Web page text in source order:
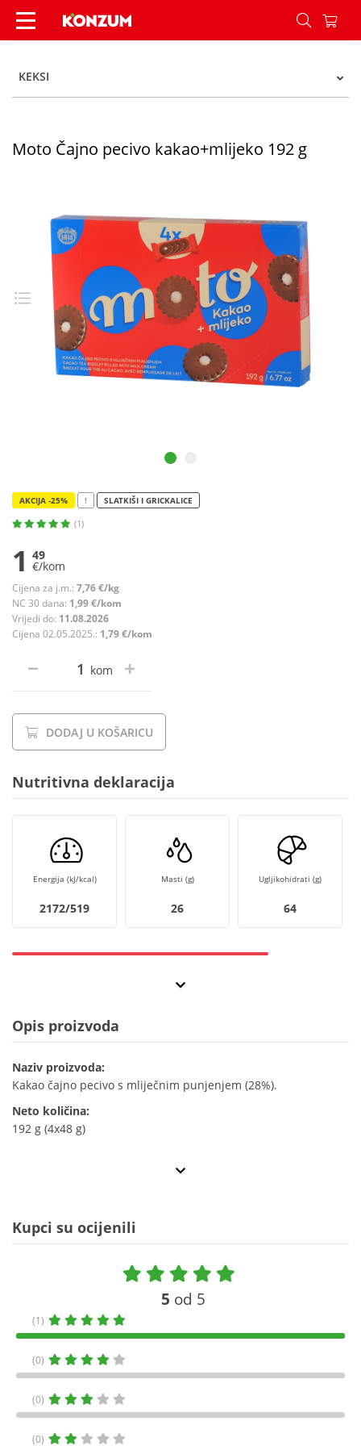
Moto Čajno pecivo kakao+mlijeko 192 g - Konzum
KEKSI
Moto Čajno pecivo kakao+mlijeko 192 g
AKCIJA -25% ! SLATKIŠI I GRICKALICE
(1)
1 49
€/kom
Cijena za j.m.: 7,76 €/kg
NC 30 dana: 1,99 €/kom
Vrijedi do: 11.08.2026
Cijena 02.05.2025.: 1,79 €/kom
kom
DODAJ U KOŠARICU
Nutritivna deklaracija
Energija (kJ/kcal)
2172/519
Masti (g)
26
Ugljikohidrati (g)
64
Opis proizvoda
Naziv proizvoda:
Kakao čajno pecivo s mliječnim punjenjem (28%).
Neto količina:
192 g (4x48 g)
Kupci su ocijenili
5 od 5
(1)
(0)
(0)
(0)